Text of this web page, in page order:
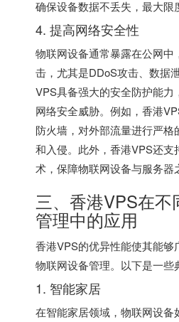
确保设备数据不丢失，最大限
4. 提高网络安全性
物联网设备通常暴露在公网中
击，尤其是DDoS攻击、数据
VPS具备强大的安全防护能力
网络安全威胁。例如，香港
防火墙，对外部流量进行严
和入侵。此外，香港VPS还支
术，保障物联网设备与服务器
三、 香港VPS在不
管理中的应用
香港VPS的优异性能使其能够
物联网设备管理。以下是一些
1. 智能家居
在智能家居领域，物联网设备